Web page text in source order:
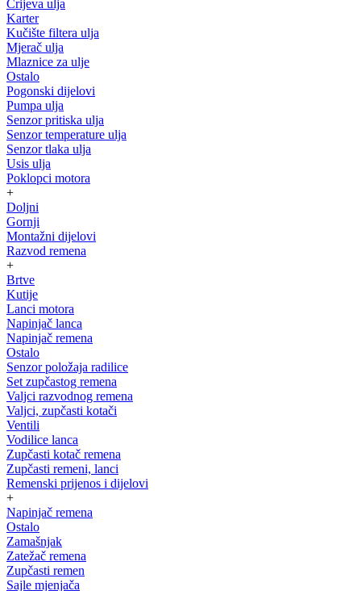
Crijeva ulja
Karter
Kučište filtera ulja
Mjerač ulja
Mlaznice za ulje
Ostalo
Pogonski dijelovi
Pumpa ulja
Senzor pritiska ulja
Senzor temperature ulja
Senzor tlaka ulja
Usis ulja
Poklopci motora
+
Doljni
Gornji
Montažni dijelovi
Razvod remena
+
Brtve
Kutije
Lanci motora
Napinjač lanca
Napinjač remena
Ostalo
Senzor položaja radilice
Set zupčastog remena
Valjci razvodnog remena
Valjci, zupčasti kotači
Ventili
Vodilice lanca
Zupčasti kotač remena
Zupčasti remeni, lanci
Remenski prijenos i dijelovi
+
Napinjač remena
Ostalo
Zamašnjak
Zatežač remena
Zupčasti remen
Sajle mjenjača